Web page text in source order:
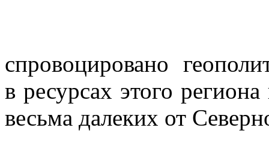
спровоцировано
в ресурсах этого
весьма далеких от